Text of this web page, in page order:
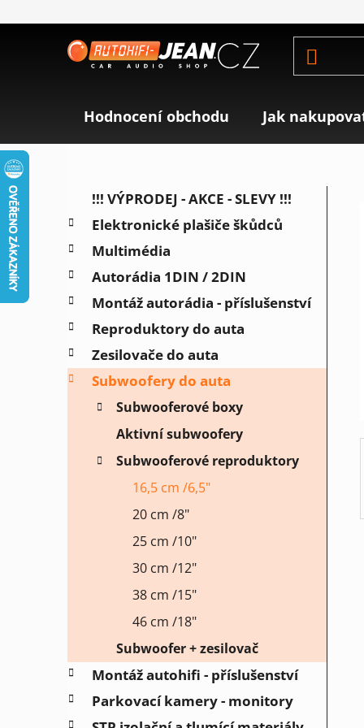
na
Hodnocení obchodu Jak
o
t
r
a
n
n
í
p
Přeskočit
t
e
g
o
r
i
e
!!! VÝPRODEJ - AKCE - SLEVY !!!
Elektronické plašiče škůdců
Multimédia
Autorádia 1DIN / 2DIN
Montáž autorádia - příslušenství
Reproduktory do auta
Zesilovače do auta
Subwoofery do auta
Subwooferové boxy
Aktivní subwoofery
Subwooferové reproduktory
16,5 cm /6,5"
20 cm /8"
25 cm /10"
30 cm /12"
38 cm /15"
46 cm /18"
Subwoofer + zesilovač
Montáž autohifi - příslušenství
Parkovací kamery - monitory